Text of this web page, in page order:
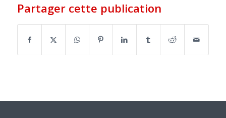
Partager cette publication